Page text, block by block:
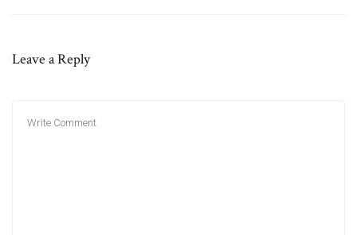
Leave a Reply